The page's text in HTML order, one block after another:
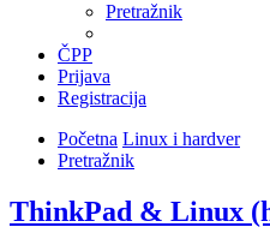
Pretražnik
ČPP
Prijava
Registracija
Početna Linux i hardver
Pretražnik
ThinkPad & Linux